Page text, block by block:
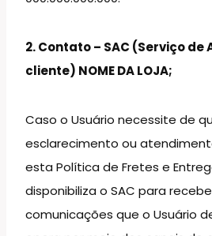
2. Contato – SAC (Serviço
cliente) NOME DA LOJA;
Caso o Usuário necessite de
esclarecimento ou
esta Política de Fretes e
disponibiliza o SAC para
comunicações que o Usuário